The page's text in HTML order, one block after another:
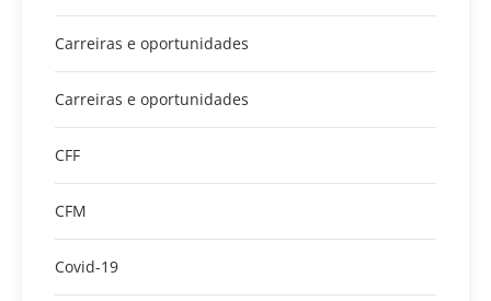
Carreiras e oportunidades
Carreiras e oportunidades
CFF
CFM
Covid-19